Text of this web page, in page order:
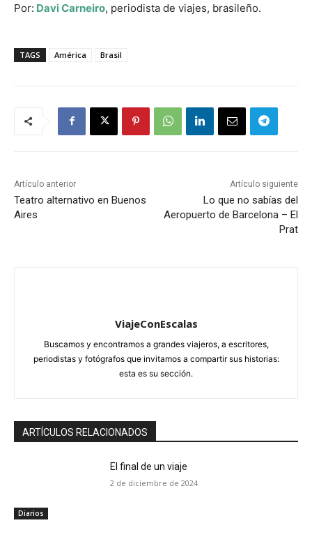
Por: DaviCarneiro, periodista de viajes, brasileño.
TAGS América Brasil
Artículo anterior
Teatro alternativo en Buenos
Aires
Artículo siguiente
Lo que no sabías del
Aeropuerto de Barcelona – El
Prat
ViajeConEscalas
Buscamos y encontramos a grandes viajeros, a escritores,
periodistas y fotógrafos que invitamos a compartir sus historias:
esta es su sección.
ARTÍCULOS RELACIONADOS
Diarios
El final de un viaje
2 de diciembre de 2024